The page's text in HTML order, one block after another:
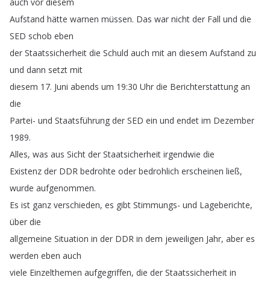
Aufstand hätte warnen müssen. Das war nicht der Fall und die
SED schob eben
der Staatssicherheit die Schuld auch mit an diesem Aufstand zu
und dann setzt mit
diesem 17. Juni abends um 19:30 Uhr die Berichterstattung an
die
Partei- und Staatsführung der SED ein und endet im Dezember
1989.
Alles, was aus Sicht der Staatsicherheit irgendwie die
Existenz der DDR bedrohte oder bedrohlich erscheinen ließ,
wurde aufgenommen.
Es ist ganz verschieden, es gibt Stimmungs- und Lageberichte,
über die
allgemeine Situation in der DDR in dem jeweiligen Jahr, aber es
werden eben auch
viele Einzelthemen aufgegriffen, die der Staatssicherheit in